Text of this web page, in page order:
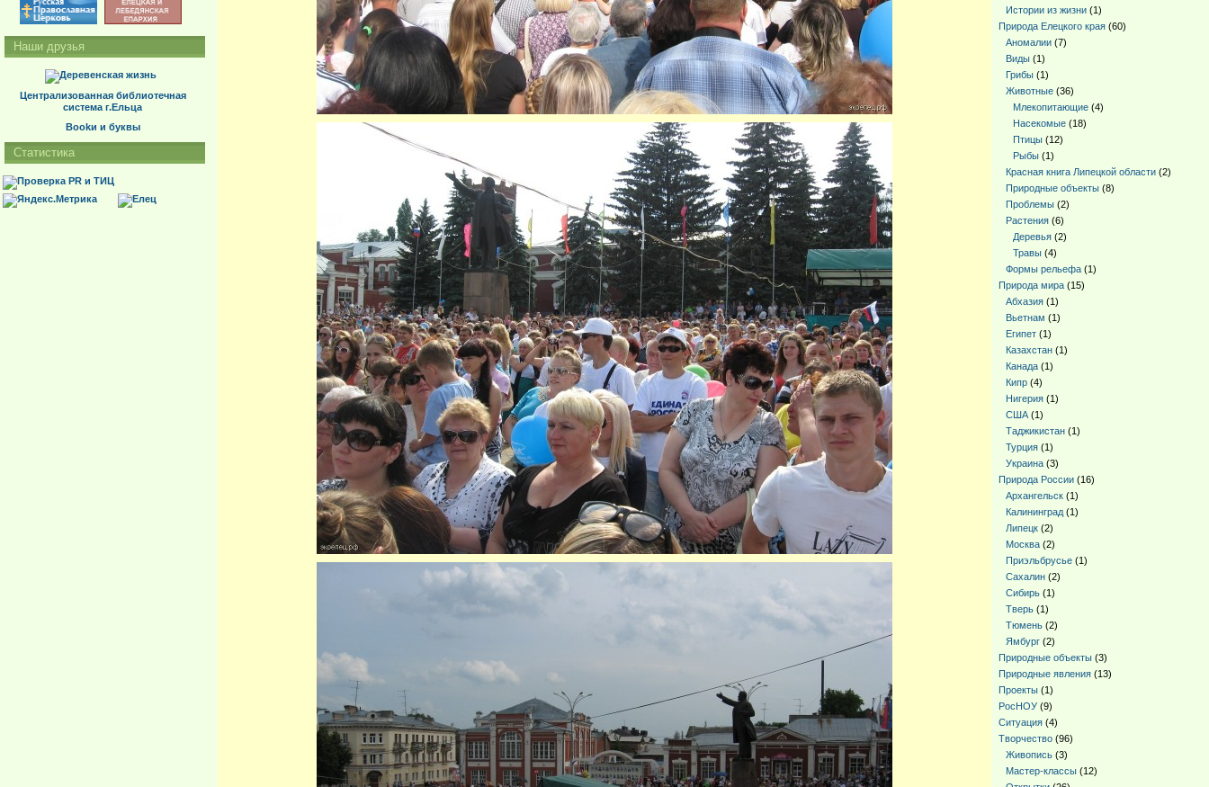
Истории из жизни(1)
Природа Елецкого края(60)
Аномалии(7)
Виды(1)
Грибы(1)
Животные(36)
Млекопитающие(4)
Насекомые(18)
Птицы(12)
Рыбы(1)
Красная книга Липецкой области(2)
Природные объекты(8)
Проблемы(2)
Растения(6)
Деревья(2)
Травы(4)
Формы рельефа(1)
Природа мира(15)
Абхазия(1)
Вьетнам (1)
Египет(1)
Казахстан(1)
Канада(1)
Кипр(4)
Нигерия(1)
США(1)
Таджикистан(1)
Турция(1)
Украина(3)
Природа России(16)
Архангельск(1)
Калининград(1)
Липецк(2)
Москва(2)
Приэльбрусье(1)
Сахалин(2)
Сибирь(1)
Тверь(1)
Тюмень(2)
Ямбург(2)
Природные объекты(3)
Природные явления(13)
Проекты(1)
РосНОУ(9)
Ситуация(4)
Творчество(96)
Живопись(3)
Мастер-классы(12)
Наши друзья
Централизованная библиотечная
система г.Ельца
Bookи и буквы
Статистика